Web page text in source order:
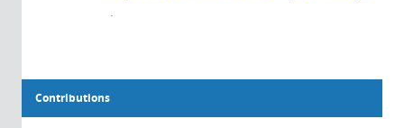
.
Contributions